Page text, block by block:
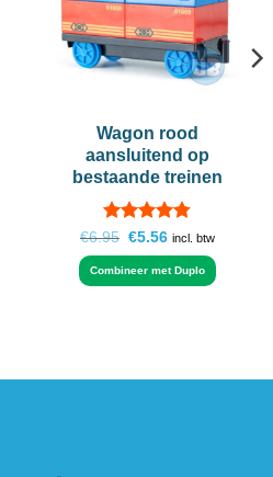
Wagon rood
aansluitend op
bestaande treinen
Gewaardeerd
4.77uit 5
€6.95 Oorspronkelijke
€6.95.
€5.56Huidige
is:
€5.56.
incl. btw
Combineer met Duplo